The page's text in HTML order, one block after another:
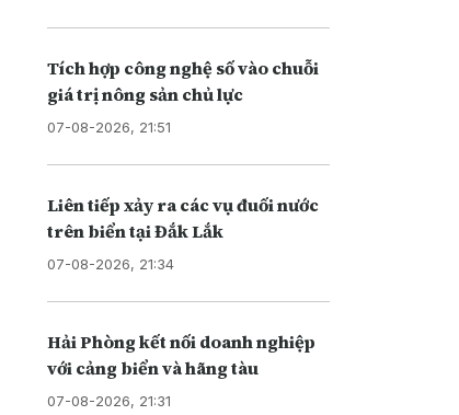
Tích hợp công nghệ số vào chuỗi
giá trị nông sản chủ lực
07-08-2026, 21:51
Liên tiếp xảy ra các vụ đuối nước
trên biển tại Đắk Lắk
07-08-2026, 21:34
Hải Phòng kết nối doanh nghiệp
với cảng biển và hãng tàu
07-08-2026, 21:31